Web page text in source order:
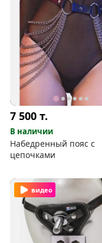
7 500т.
В наличии
Набедренный пояс с
цепочками
видео